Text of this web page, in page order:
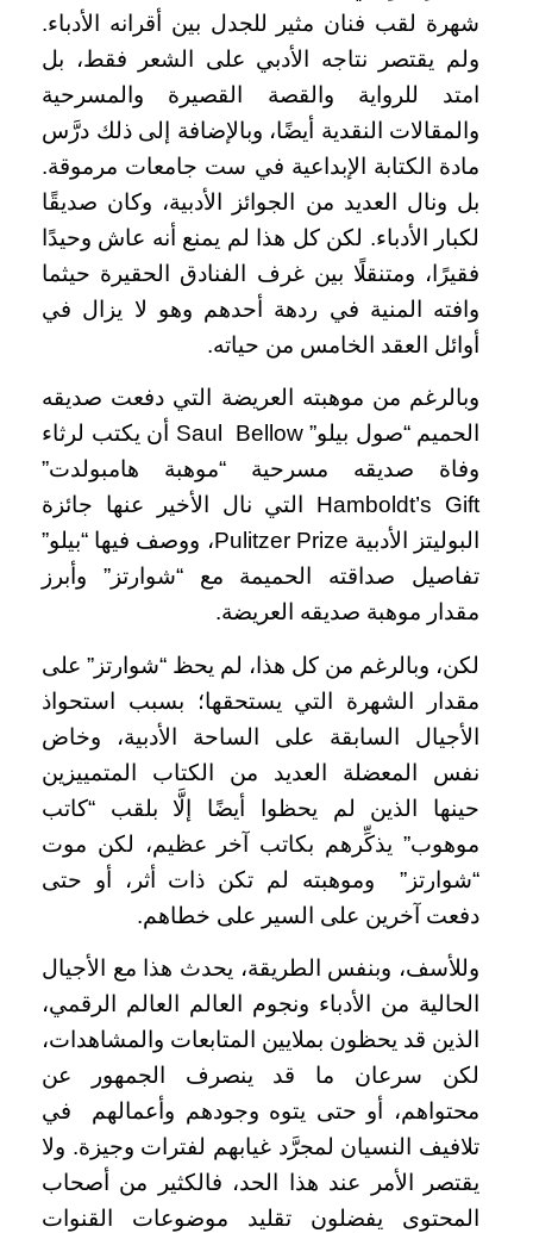
شهرة لقب فنان مثير للجدل بين أقرانه الأدباء.
ولم يقتصر نتاجه الأدبي على الشعر فقط، بل
امتد للرواية والقصة القصيرة والمسرحية
والمقالات النقدية أيضًا، وبالإضافة إلى ذلك درَّس
مادة الكتابة الإبداعية في ست جامعات مرموقة.
بل ونال العديد من الجوائز الأدبية، وكان صديقًا
لكبار الأدباء. لكن كل هذا لم يمنع أنه عاش وحيدًا
فقيرًا، ومتنقلًا بين غرف الفنادق الحقيرة حيثما
وافته المنية في ردهة أحدهم وهو لا يزال في
أوائل العقد الخامس من حياته.
وبالرغم من موهبته العريضة التي دفعت صديقه
الحميم “صول بيلو” Saul Bellow أن يكتب لرثاء
وفاة صديقه مسرحية “موهبة هامبولدت”
Hamboldt’s Gift التي نال الأخير عنها جائزة
البوليتز الأدبية Pulitzer Prize، ووصف فيها “بيلو”
تفاصيل صداقته الحميمة مع “شوارتز” وأبرز
مقدار موهبة صديقه العريضة.
لكن، وبالرغم من كل هذا، لم يحظ “شوارتز” على
مقدار الشهرة التي يستحقها؛ بسبب استحواذ
الأجيال السابقة على الساحة الأدبية، وخاض
نفس المعضلة العديد من الكتاب المتمييزين
حينها الذين لم يحظوا أيضًا إلَّا بلقب “كاتب
موهوب” يذكِّرهم بكاتب آخر عظيم، لكن موت
“شوارتز” وموهبته لم تكن ذات أثر، أو حتى
دفعت آخرين على السير على خطاهم.
وللأسف، وبنفس الطريقة، يحدث هذا مع الأجيال
الحالية من الأدباء ونجوم العالم العالم الرقمي،
الذين قد يحظون بملايين المتابعات والمشاهدات،
لكن سرعان ما قد ينصرف الجمهور عن
محتواهم، أو حتى يتوه وجودهم وأعمالهم في
تلافيف النسيان لمجرَّد غيابهم لفترات وجيزة. ولا
يقتصر الأمر عند هذا الحد، فالكثير من أصحاب
المحتوى يفضلون تقليد موضوعات القنوات